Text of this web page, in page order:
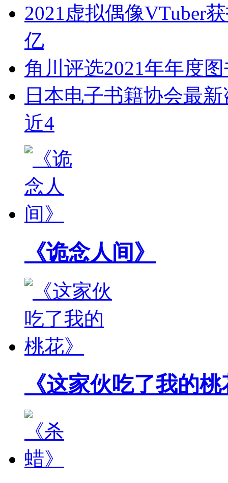
角川评选2021年年度
日本电子书籍协会最
近4
《诡念人间》
《这家伙吃了我的桃
《杀蜡》